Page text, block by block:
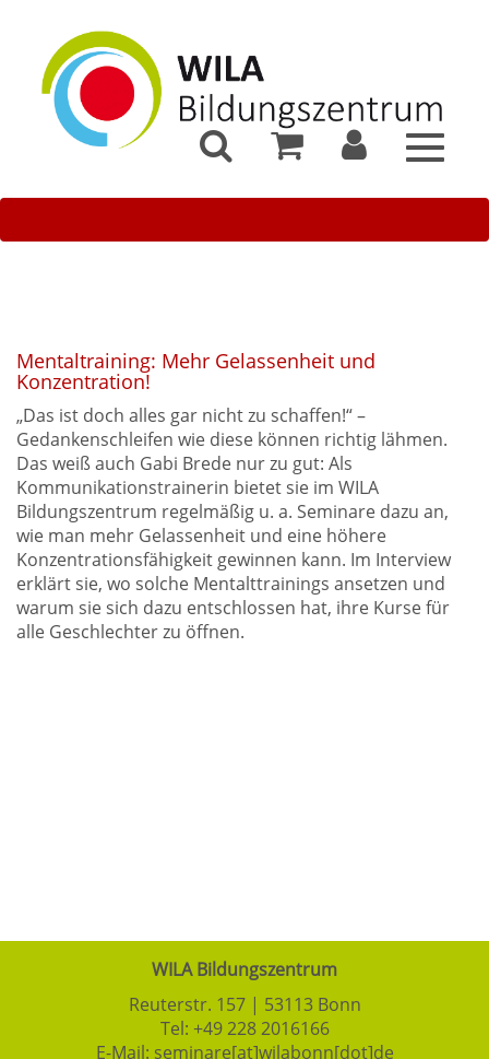
Toggle
Mentaltraining: Mehr Gelassenheit und
Konzentration!
„Das ist doch alles gar nicht zu schaffen!“ –
Gedankenschleifen wie diese können richtig lähmen.
Das weiß auch Gabi Brede nur zu gut: Als
Kommunikationstrainerin bietet sie im WILA
Bildungszentrum regelmäßig u. a. Seminare dazu an,
wie man mehr Gelassenheit und eine höhere
Konzentrationsfähigkeit gewinnen kann. Im Interview
erklärt sie, wo solche Mentalttrainings ansetzen und
warum sie sich dazu entschlossen hat, ihre Kurse für
alle Geschlechter zu öffnen.
WILA Bildungszentrum
Reuterstr. 157 | 53113 Bonn
Tel: +49 228 2016166
E-Mail: seminare[at]wilabonn[dot]de